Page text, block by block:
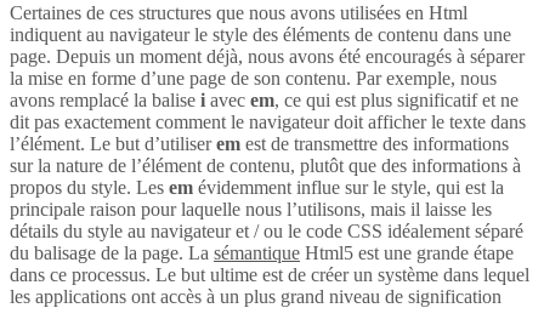
Certaines de ces structures que nous avons utilisées en Html
indiquent au navigateur le style des éléments de contenu dans une
page. Depuis un moment déjà, nous avons été encouragés à séparer
la mise en forme d’une page de son contenu. Par exemple, nous
avons remplacé la balise i avec em, ce qui est plus significatif et ne
dit pas exactement comment le navigateur doit afficher le texte dans
l’élément. Le but d’utiliserem est de transmettre des informations
sur la nature de l’élément de contenu, plutôt que des informations à
propos du style. Les em évidemment influe sur le style, qui est la
principale raison pour laquelle nous l’utilisons, mais il laisse les
détails du style au navigateur et / ou le code CSS idéalement séparé
du balisage de la page. La sémantique Html5 est une grande étape
dans ce processus. Le but ultime est de créer un système dans lequel
les applications ont accès à un plus grand niveau de signification